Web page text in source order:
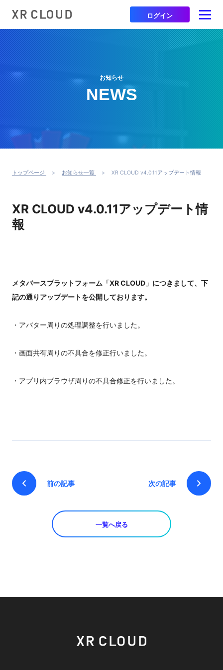
ログイン
お知らせ
NEWS
トップページ お知らせ一覧 XR CLOUD v4.0.11アップデート情報
XR CLOUD v4.0.11アップデート情
報
メタバースプラットフォーム「XR CLOUD」につきまして、下
記の通りアップデートを公開しております。
・アバター周りの処理調整を行いました。
・画面共有周りの不具合を修正行いました。
・アプリ内ブラウザ周りの不具合修正を行いました。
前の記事 次の記事
一覧へ戻る